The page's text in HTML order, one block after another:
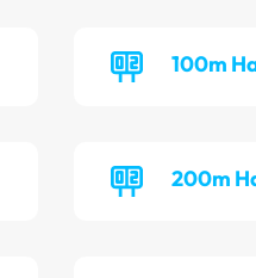
100m
200m